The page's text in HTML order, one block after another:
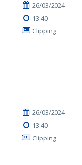
26/03/2024
13:40
Clipping
26/03/2024
13:40
Clipping